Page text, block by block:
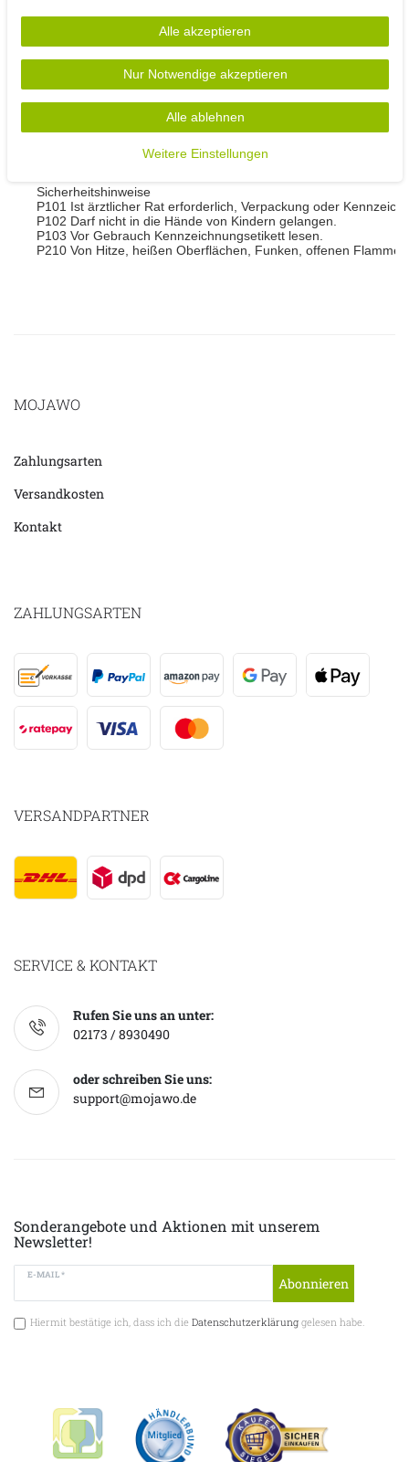
Größe Butangaskartusche: Höhe 21cm, Ø 6,7cm
Sicherheitshinweise:
Kennzeichnungselemente - Butangaskartuschen:
Kennzeichnung gemäß Verordnung (EG) Nr. 1272/2008
Das Produkt ist gemäß CLP-Verordnung eingestuft und
Achtung!
Sicherheitshinweise
P101 Ist ärztlicher Rat erforderlich, Verpackung oder
P102 Darf nicht in die Hände von Kindern gelangen.
P103 Vor Gebrauch Kennzeichnungsetikett lesen.
P210 Von Hitze, heißen Oberflächen, Funken, offenen
MOJAWO
Zahlungsarten
Versandkosten
Kontakt
ZAHLUNGSARTEN
VERSANDPARTNER
SERVICE & KONTAKT
Rufen Sie uns an unter:
02173 / 8930490
oder schreiben Sie uns:
support@mojawo.de
Sonderangebote und Aktionen mit unserem
Newsletter!
E-MAIL *
Abonnieren
Hiermit bestätige ich, dass ich die Datenschutzerklärunggelesen habe.
Alle akzeptieren
Nur Notwendige akzeptieren
Alle ablehnen
Weitere Einstellungen